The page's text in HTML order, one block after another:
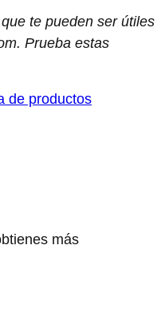
te pueden ser útiles
Prueba estas
de productos
más